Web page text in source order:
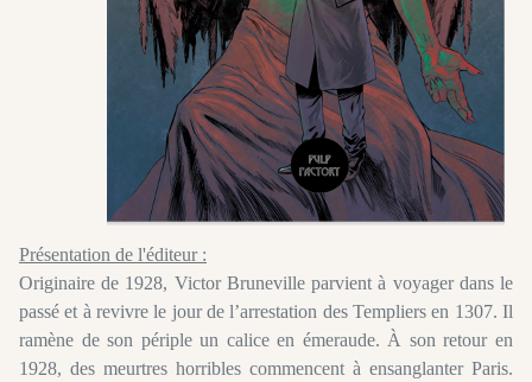
Présentation de l'éditeur :
Originaire de 1928, Victor Bruneville parvient à voyager dans le
passé et à revivre le jour de l’arrestation des Templiers en 1307. Il
ramène de son périple un calice en émeraude. À son retour en
1928, des meurtres horribles commencent à ensanglanter Paris.